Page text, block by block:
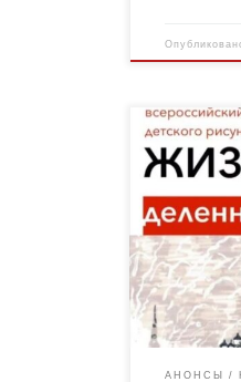
У юных
шансов
масштабный
сентября
АНОНСЫ